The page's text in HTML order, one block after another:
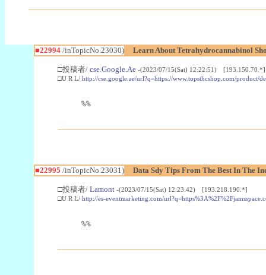
■22994/inTopicNo.23030) Learn About Tetrahydrocannabinol
□投稿者/ cse.Google.Ae -(2023/07/15(Sat) 12:22:51) [193.150.70.*]
□U R L/ http://cse.google.ae/url?q=https://www.topsthcshop.com/
%%
■22995 /inTopicNo.23031) Data Sdy Tips From The Best In The
□投稿者/ Lamont -(2023/07/15(Sat) 12:23:42) [193.218.190.*]
□U R L/ http://es-eventmarketing.com/
%%